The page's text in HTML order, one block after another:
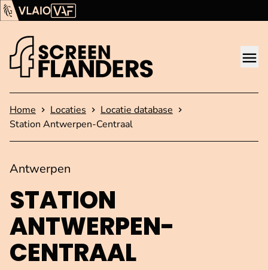
Ga verder naar de inhoud
Vlaams Audiovisueel Fonds (VAF)
Startpagina
Home Locaties
Locatie database
Station Antwerpen-Centraal
STATION
ANTWERPEN-
CENTRAAL
Antwerpen